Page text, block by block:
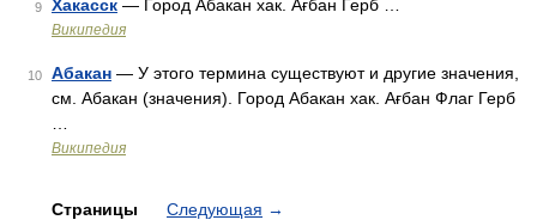
9 Хакасск — Город Абакан хак. Ағбан Герб …
Википедия
10 Абакан — У этого термина существуют и другие значения,
см. Абакан (значения). Город Абакан хак. Ағбан Флаг Герб
Википедия
Страницы Следующая →